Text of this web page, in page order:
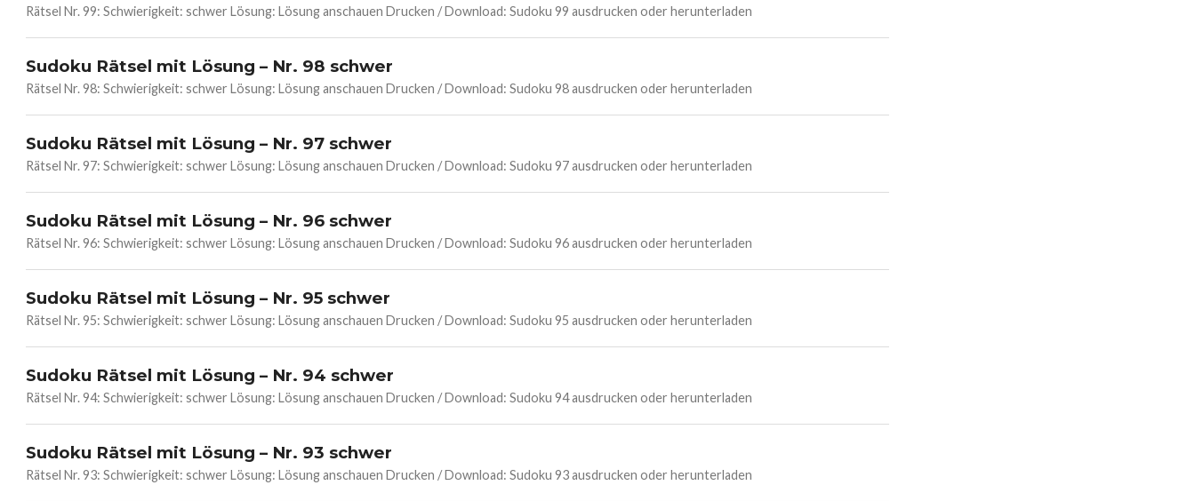
Rätsel Nr. 99: Schwierigkeit: schwer Lösung: Lösung anschauen Drucken / Download: Sudoku 99 ausdrucken oder herunterladen
Sudoku Rätsel mit Lösung – Nr. 98 schwer
Rätsel Nr. 98: Schwierigkeit: schwer Lösung: Lösung anschauen Drucken / Download: Sudoku 98 ausdrucken oder herunterladen
Sudoku Rätsel mit Lösung – Nr. 97 schwer
Rätsel Nr. 97: Schwierigkeit: schwer Lösung: Lösung anschauen Drucken / Download: Sudoku 97 ausdrucken oder herunterladen
Sudoku Rätsel mit Lösung – Nr. 96 schwer
Rätsel Nr. 96: Schwierigkeit: schwer Lösung: Lösung anschauen Drucken / Download: Sudoku 96 ausdrucken oder herunterladen
Sudoku Rätsel mit Lösung – Nr. 95 schwer
Rätsel Nr. 95: Schwierigkeit: schwer Lösung: Lösung anschauen Drucken / Download: Sudoku 95 ausdrucken oder herunterladen
Sudoku Rätsel mit Lösung – Nr. 94 schwer
Rätsel Nr. 94: Schwierigkeit: schwer Lösung: Lösung anschauen Drucken / Download: Sudoku 94 ausdrucken oder herunterladen
Sudoku Rätsel mit Lösung – Nr. 93 schwer
Rätsel Nr. 93: Schwierigkeit: schwer Lösung: Lösung anschauen Drucken / Download: Sudoku 93 ausdrucken oder herunterladen